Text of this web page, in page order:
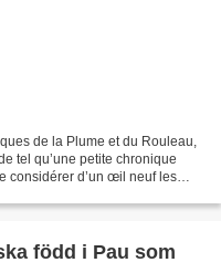
de la Plume et du Rouleau,
tel qu’une petite chronique
considérer d’un œil neuf les
född i Pau som